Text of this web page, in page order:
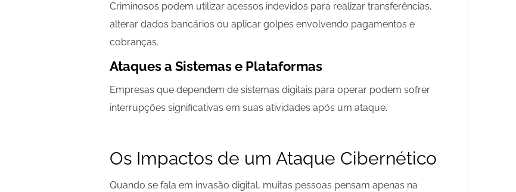
Criminosos podem utilizar acessos indevidos para realizar transferências,
alterar dados bancários ou aplicar golpes envolvendo pagamentos e
cobranças.
Ataques a Sistemas e Plataformas
Empresas que dependem de sistemas digitais para operar podem sofrer
interrupções significativas em suas atividades após um ataque.
Os Impactos de um Ataque Cibernético
Quando se fala em invasão digital, muitas pessoas pensam apenas na